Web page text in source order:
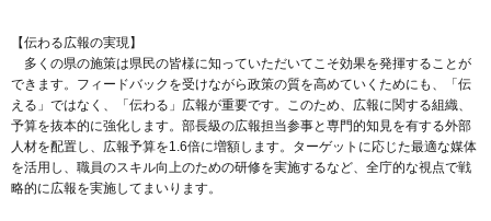
【伝わる広報の実現】
多くの県の施策は県民の皆様に知っていただいてこそ効果を発揮することが
できます。フィードバックを受けながら政策の質を高めていくためにも、「伝
える」ではなく、「伝わる」広報が重要です。このため、広報に関する組織、
予算を抜本的に強化します。部長級の広報担当参事と専門的知見を有する外部
人材を配置し、広報予算を1.6倍に増額します。ターゲットに応じた最適な媒体
を活用し、職員のスキル向上のための研修を実施するなど、全庁的な視点で戦
略的に広報を実施してまいります。